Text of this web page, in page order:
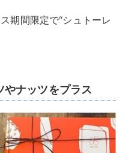
期間限定で“シュトーレ
やナッツをプラス